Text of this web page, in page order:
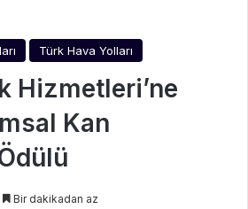
Türk Hava Yolları
Hizmetleri’ne
Kan
Bir dakikadan az